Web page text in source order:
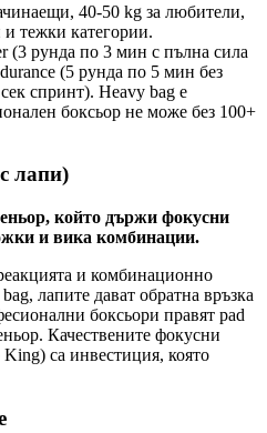
40-50 kg за любители,
тежки категории.
рунда по 3 мин с пълна сила
(5 рунда по 5 мин без
спринт). Heavy bag е
боксьор не може без 100+
лапи)
който държи фокусни
и викa комбинации.
и комбинационно
лапите дават обратна връзка
боксьори правят pad
Качествените фокусни
са инвестиция, която